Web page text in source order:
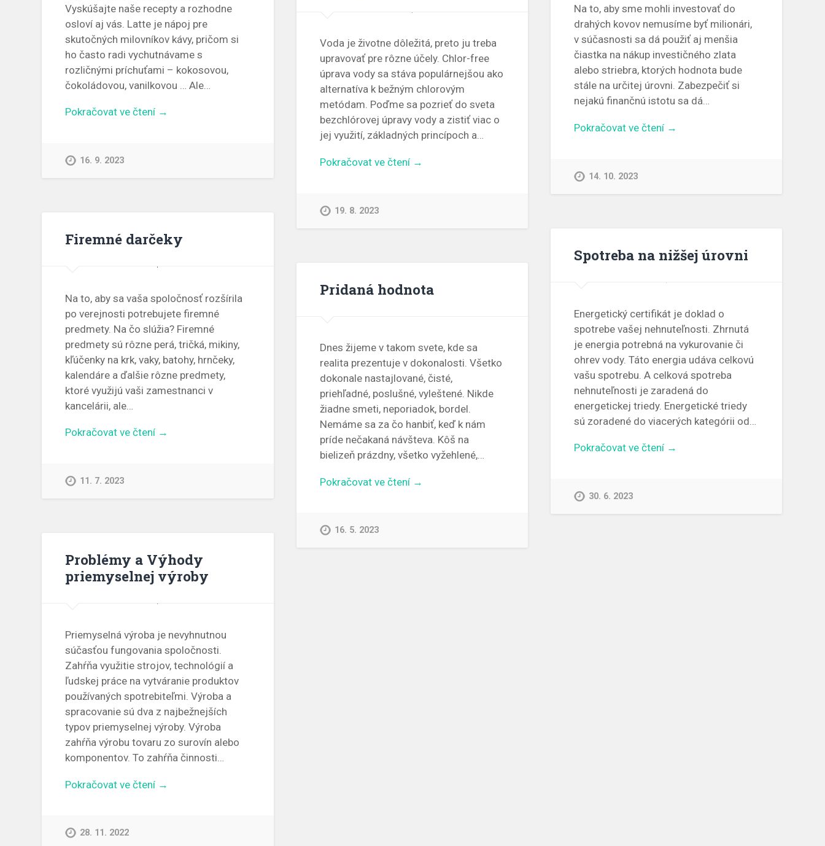
Na to, aby sme mohli investovať do
drahých kovov nemusíme byť milionári,
v súčasnosti sa dá použiť aj menšia
čiastka na nákup investičného zlata
alebo striebra, ktorých hodnota bude
stále na určitej úrovni. Zabezpečiť si
nejakú finančnú istotu sa dá…
Pokračovat ve čtení →
14. 10. 2023
Vyskúšajte naše recepty a rozhodne
osloví aj vás. Latte je nápoj pre
skutočných milovníkov kávy, pričom si
ho často radi vychutnávame s
rozličnými príchuťami – kokosovou,
čokoládovou, vanilkovou … Ale…
Pokračovat ve čtení →
16. 9. 2023
Voda je životne dôležitá, preto ju treba
upravovať pre rôzne účely. Chlor-free
úprava vody sa stáva populárnejšou ako
alternatíva k bežným chlorovým
metódam. Poďme sa pozrieť do sveta
bezchlórovej úpravy vody a zistiť viac o
jej využití, základných princípoch a…
Pokračovat ve čtení →
19. 8. 2023
Firemné darčeky
Na to, aby sa vaša spoločnosť rozšírila
po verejnosti potrebujete firemné
predmety. Na čo slúžia? Firemné
predmety sú rôzne perá, tričká, mikiny,
kľúčenky na krk, vaky, batohy, hrnčeky,
kalendáre a ďalšie rôzne predmety,
ktoré využijú vaši zamestnanci v
kancelárii, ale…
Pokračovat ve čtení →
11. 7. 2023
Spotreba na nižšej úrovni
Energetický certifikát je doklad o
spotrebe vašej nehnuteľnosti. Zhrnutá
je energia potrebná na vykurovanie či
ohrev vody. Táto energia udáva celkovú
vašu spotrebu. A celková spotreba
nehnuteľnosti je zaradená do
energetickej triedy. Energetické triedy
sú zoradené do viacerých kategórii od…
Pokračovat ve čtení →
30. 6. 2023
Pridaná hodnota
Dnes žijeme v takom svete, kde sa
realita prezentuje v dokonalosti. Všetko
dokonale nastajlované, čisté,
priehľadné, poslušné, vyleštené. Nikde
žiadne smeti, neporiadok, bordel.
Nemáme sa za čo hanbiť, keď k nám
príde nečakaná návšteva. Kôš na
bielizeň prázdny, všetko vyžehlené,…
Pokračovat ve čtení →
16. 5. 2023
Problémy a Výhody
priemyselnej výroby
Priemyselná výroba je nevyhnutnou
súčasťou fungovania spoločnosti.
Zahŕňa využitie strojov, technológií a
ľudskej práce na vytváranie produktov
používaných spotrebiteľmi. Výroba a
spracovanie sú dva z najbežnejších
typov priemyselnej výroby. Výroba
zahŕňa výrobu tovaru zo surovín alebo
komponentov. To zahŕňa činnosti…
Pokračovat ve čtení →
28. 11. 2022